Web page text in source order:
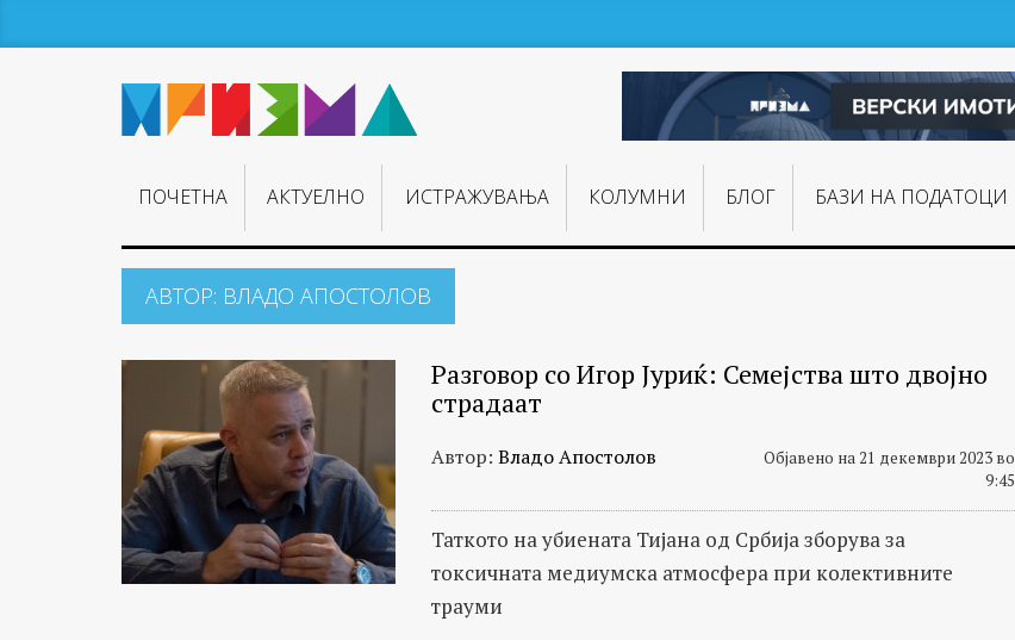
ПОЧЕТНА АКТУЕЛНО ИСТРАЖУВАЊA КОЛУМНИ БЛОГ БАЗИ НА ПОДАТОЦИ
АВТОР: ВЛАДО АПОСТОЛОВ
Разговор со Игор Јуриќ: Семејства што двојно
страдаат
Автор: Владо Апостолов
Објавено на 21 декември 2023 во
9:45
Таткото на убиената Тијана од Србија зборува за
токсичната медиумска атмосфера при колективните
трауми